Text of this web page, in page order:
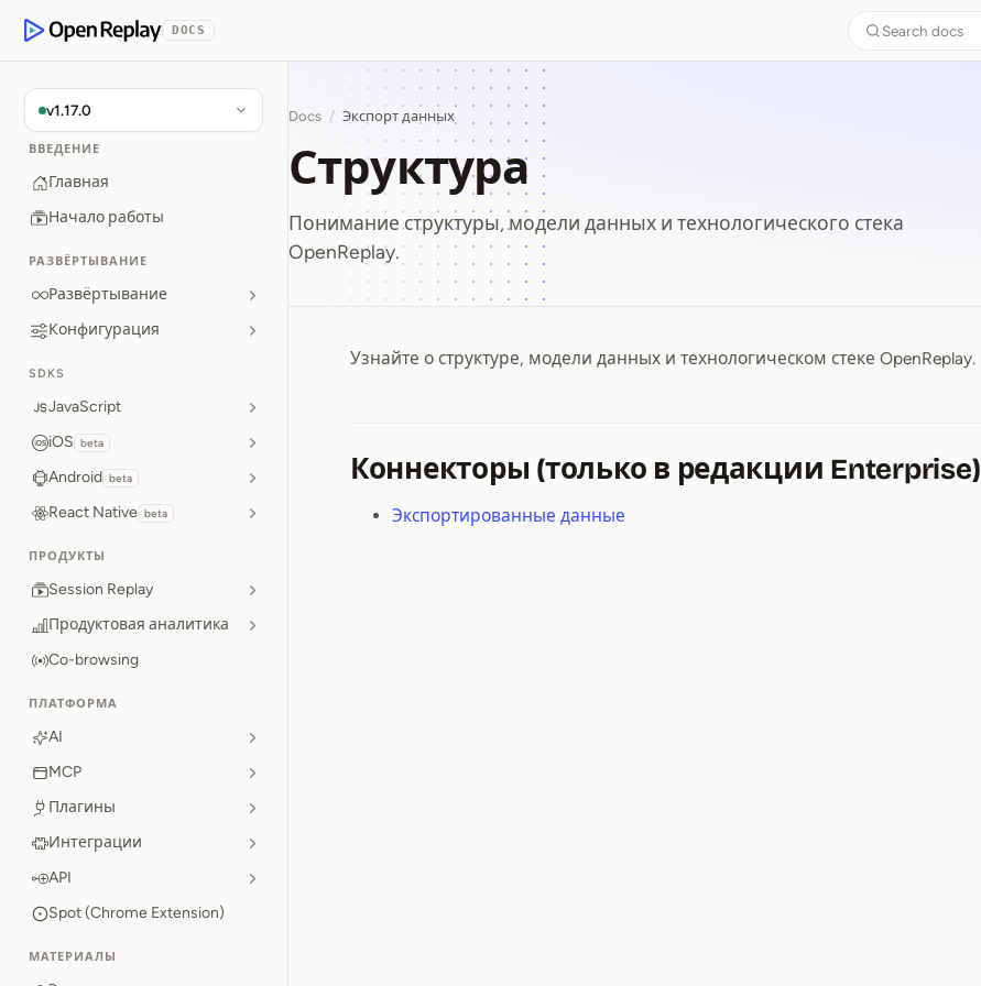
OpenReplay
DOCS Search docs
v1.17.0
ВВЕДЕНИЕ
Главная
Начало работы
РАЗВЁРТЫВАНИЕ
Развёртывание
Конфигурация
SDKS
JavaScript
iOS beta
Android beta
React Native beta
ПРОДУКТЫ
Session Replay
Продуктовая аналитика
Co-browsing
ПЛАТФОРМА
AI
MCP
Плагины
Интеграции
API
Spot (Chrome Extension)
МАТЕРИАЛЫ
Docs / Экспорт данных
Структура
Понимание структуры, модели данных и технологического стека
OpenReplay.
Структура
Узнайте о структуре, модели данных и технологическом стеке OpenReplay.
Коннекторы (только в редакции Enterprise)
Экспортированные данные